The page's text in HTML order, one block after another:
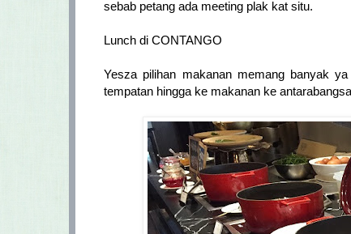
sebab petang ada meeting plak kat situ.
Lunch di CONTANGO
Yesza pilihan makanan memang banyak
tempatan hingga ke makanan ke